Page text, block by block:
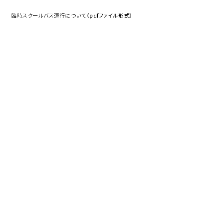
臨時スクールバス運行について（pdfファイル形式）